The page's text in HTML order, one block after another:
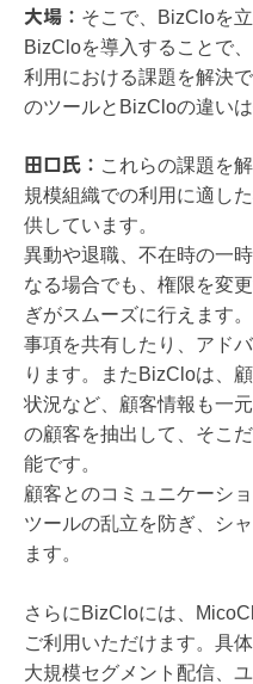
大場： そこで、BizCloを
BizCloを導入することで
利用における課題を解決
のツールとBizCloの違いは
​​田口氏： これらの課題を
規模組織での利用に適し
供しています。
異動や退職、不在時の一
なる場合でも、権限を変
ぎがスムーズに行えます
事項を共有したり、アド
ります。またBizCloは、
状況など、顧客情報も一
の顧客を抽出して、そこ
能です。​
顧客とのコミュニケーシ
ツールの乱立を防ぎ、シ
ます。
さらにBizCloには、
ご利用いただけます。具
大規模セグメント配信、